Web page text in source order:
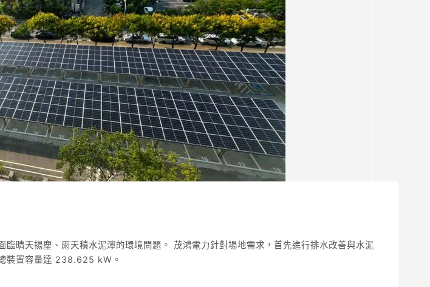
晴天揚塵、雨天積水泥濘的環境問題。 茂鴻電力針對場地需求，首先進行排水改善與水泥
裝置容量達 238.625 kW。